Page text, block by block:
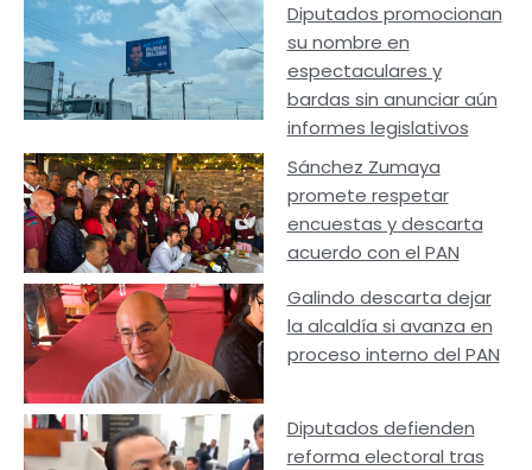
Diputados promocionan
su nombre en
espectaculares y
bardas sin anunciar aún
informes legislativos
Sánchez Zumaya
promete respetar
encuestas y descarta
acuerdo con el PAN
Galindo descarta dejar
la alcaldía si avanza en
proceso interno del PAN
Diputados defienden
reforma electoral tras